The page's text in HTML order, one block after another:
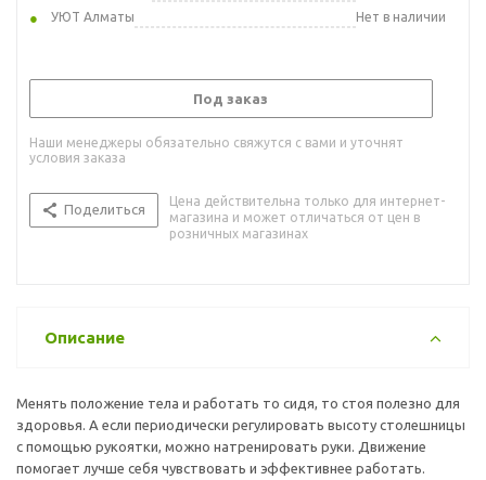
УЮТ Алматы
Нет в наличии
Под заказ
Наши менеджеры обязательно свяжутся с вами и уточнят
условия заказа
Поделиться
Цена действительна только для интернет-
магазина и может отличаться от цен в
розничных магазинах
Описание
Менять положение тела и работать то сидя, то стоя полезно для
здоровья. А если периодически регулировать высоту столешницы
с помощью рукоятки, можно натренировать руки. Движение
помогает лучше себя чувствовать и эффективнее работать.